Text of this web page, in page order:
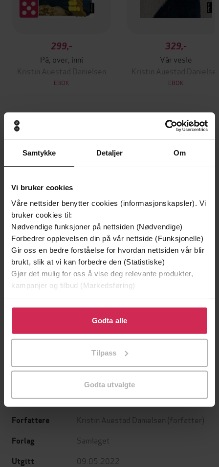
Samtykke Detaljer Om
Vi bruker cookies
Våre nettsider benytter cookies (informasjonskapsler). Vi
bruker cookies til:
Nødvendige funksjoner på nettsiden (Nødvendige)
Forbedrer opplevelsen din på vår nettside (Funksjonelle)
Gir oss en bedre forståelse for hvordan nettsiden vår blir
brukt, slik at vi kan forbedre den (Statistiske)
Gjør det mulig for oss å vise deg relevante produkter,
kampanjer og tilbud (Markedsføring)
Klikk på «Godta alle» for å gi oss ditt samtykke til å
bruke cookies for alle disse formålene. Du kan også
tilpasse ditt samtykke til spesifikke formål ved å klikke
Godta alle
Tilpass
Godta utvalgte
299,-
På, over, inni
Kristin Auestad Danielsen
EBOK
329,-
Vår vesle
Kristin Auestad
EBOK
Andre har også kjøpt
199,-
Jo Nesbø
149,-
Stian Hjelvin Andersen
Undertittel roman
Forfattere Kristin Auestad Danielsen (forfatter)
Forlag Samlaget
Utgitt 09.05.2022